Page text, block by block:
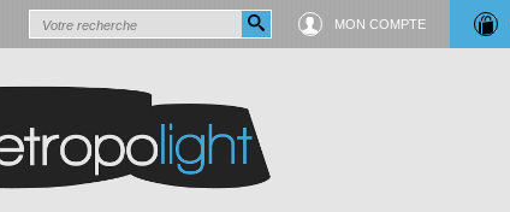
MON COMPTE